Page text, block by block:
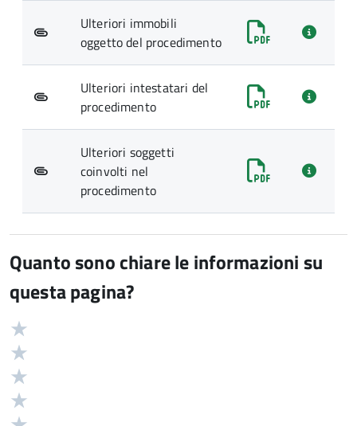
Ulteriori immobili
oggetto del procedimento
Ulteriori intestatari del
procedimento
Ulteriori soggetti
coinvolti nel
procedimento
Quanto sono chiare le informazioni su
questa pagina?
Valutazione